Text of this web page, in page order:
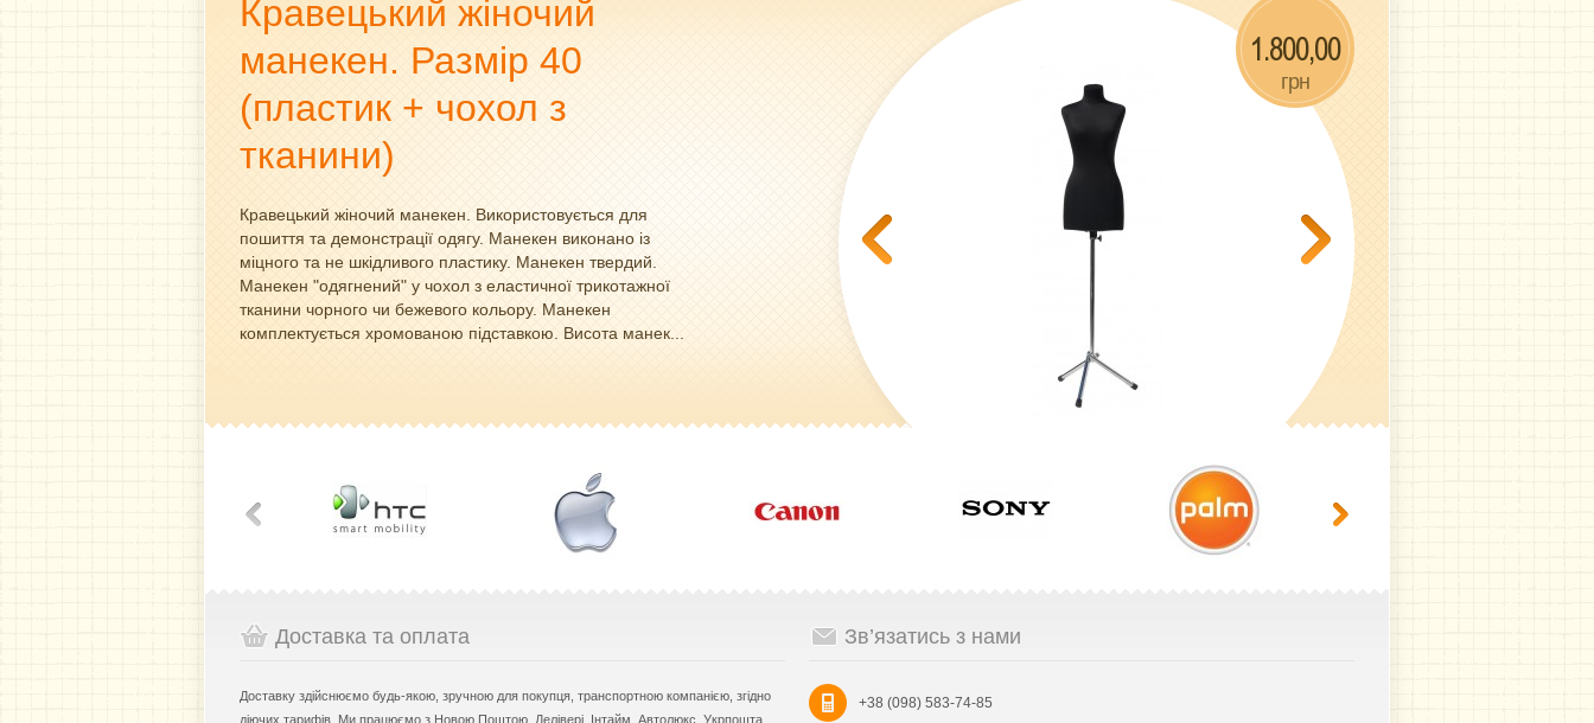
Кравецький жіночий
манекен. Размір 40
(пластик + чохол з
тканини)
Кравецький жіночий манекен. Використовується для
пошиття та демонстрації одягу. Манекен виконано із
міцного та не шкідливого пластику. Манекен твердий.
Манекен "одягнений" у чохол з еластичної трикотажної
тканини чорного чи бежевого кольору. Манекен
комплектується хромованою підставкою. Висота манек...
1.800,00
грн
Доставка та оплата
Доставку здійснюємо будь-якою, зручною для покупця, транспортною компанією, згідно
діючих тарифів. Ми працюємо з Новою Поштою, Делівері, Інтайм, Автолюкс, Укрпошта
Зв’язатись з нами
+38 (098) 583-74-85